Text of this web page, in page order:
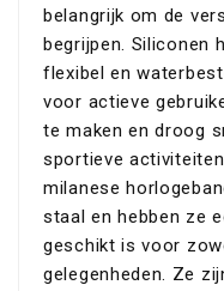
belangrijk om de
begrijpen. Siliconen
flexibel en
voor actieve
te maken en droog
sportieve
milanese
staal en hebben ze
geschikt is voor
gelegenheden. Ze